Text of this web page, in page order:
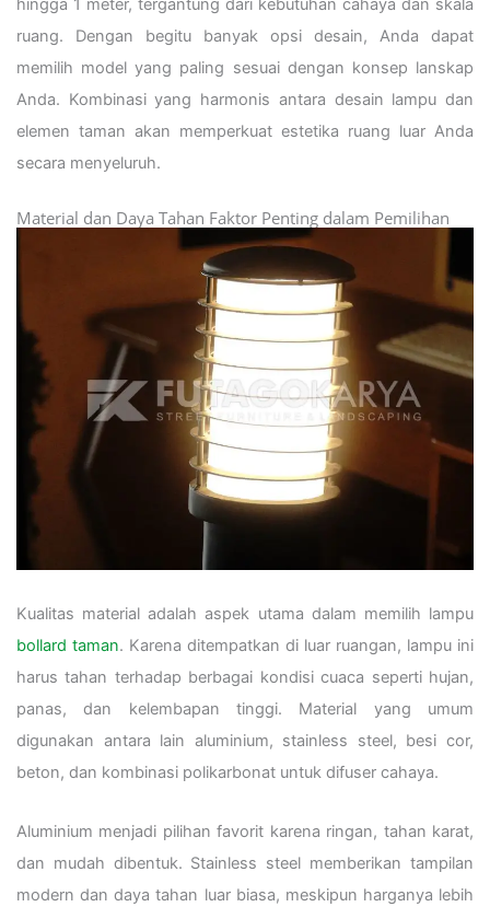
hingga 1 meter, tergantung dari kebutuhan cahaya dan skala
ruang. Dengan begitu banyak opsi desain, Anda dapat
memilih model yang paling sesuai dengan konsep lanskap
Anda. Kombinasi yang harmonis antara desain lampu dan
elemen taman akan memperkuat estetika ruang luar Anda
secara menyeluruh.
Material dan Daya Tahan Faktor Penting dalam Pemilihan
Kualitas material adalah aspek utama dalam memilih lampu
bollard taman. Karena ditempatkan di luar ruangan, lampu ini
harus tahan terhadap berbagai kondisi cuaca seperti hujan,
panas, dan kelembapan tinggi. Material yang umum
digunakan antara lain aluminium, stainless steel, besi cor,
beton, dan kombinasi polikarbonat untuk difuser cahaya.
Aluminium menjadi pilihan favorit karena ringan, tahan karat,
dan mudah dibentuk. Stainless steel memberikan tampilan
modern dan daya tahan luar biasa, meskipun harganya lebih